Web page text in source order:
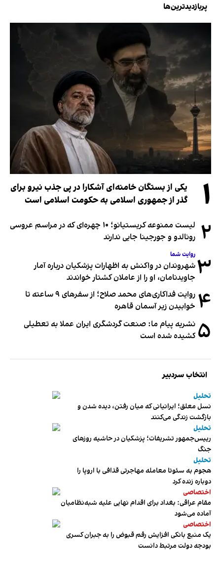
پربازدیدترین‌ها
۱
یکی از بستگان خامنه‌ای آشکارا در پی جذب نیرو برای
گذر از جمهوری اسلامی به حکومت اسلامی است
۲
لیست ممنوعه کریستیانو؛ ۱۰ چهره‌ای که در مراسم عروسی
رونالدو و جورجینا جایی ندارند
۳ روایت شما
شهروندان در واکنش به اظهارات پزشکیان درباره آمار
جاویدنامان، او را از عاملان کشتار خواندند
۴
روایت فداکاری‌های محمد صلاح؛ از سفرهای ۹ ساعته تا
خوابیدن زیر آسمان قاهره
۵ نشریه پیام ما: صنعت گردشگری ایران عملا به تعطیلی
کشیده شده است
انتخاب سردبیر
تحلیل
نسل معلق؛ ایرانیانی که میان رفتن، دیده شدن و
بازگشت زندگی می‌کنند
تحلیل
رییس‌جمهور تشریفات؛ پزشکیان در حاشیه روزهای
جنگ
تحلیل
هجوم به سئوتا معامله مهاجرتی قذافی با اروپا را
دوباره زنده کرد
اختصاصی
مقام عراقی: بغداد برای اقدام نهایی علیه شبه‌نظامیان
آماده می‌شود
اختصاصی
یک منبع بانکی افزایش رقم قبوض را به جبران کسری
بودجه دولت مرتبط دانست